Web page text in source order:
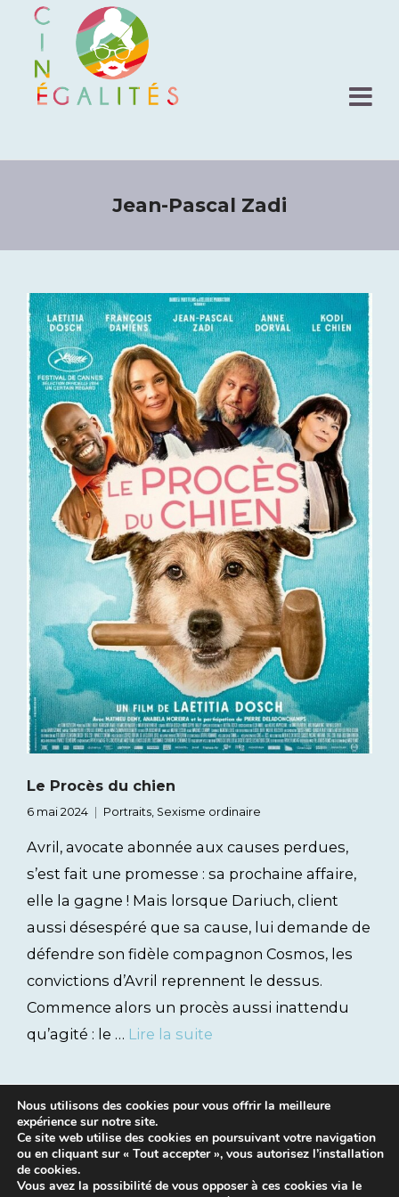
Jean-Pascal Zadi
Le Procès du chien
6 mai 2024 Portraits, Sexisme ordinaire
Avril, avocate abonnée aux causes perdues,
s’est fait une promesse : sa prochaine affaire,
elle la gagne ! Mais lorsque Dariuch, client
aussi désespéré que sa cause, lui demande de
défendre son fidèle compagnon Cosmos, les
convictions d’Avril reprennent le dessus.
Commence alors un procès aussi inattendu
qu’agité : le … Lire la suite
Nous utilisons des cookies pour vous offrir la meilleure
expérience sur notre site.
Ce site web utilise des cookies en poursuivant votre navigation
ou en cliquant sur « Tout accepter », vous autorisez l’installation
de cookies.
Vous avez la possibilité de vous opposer à ces cookies via le